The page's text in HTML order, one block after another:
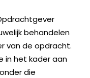
behandelen
van de opdracht.
in het kader aan
die